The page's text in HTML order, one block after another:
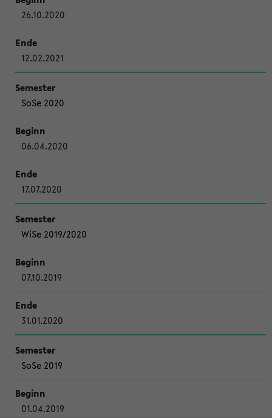
26.10.2020
12.02.2021
SoSe 2020
06.04.2020
17.07.2020
WiSe 2019/2020
07.10.2019
31.01.2020
SoSe 2019
01.04.2019